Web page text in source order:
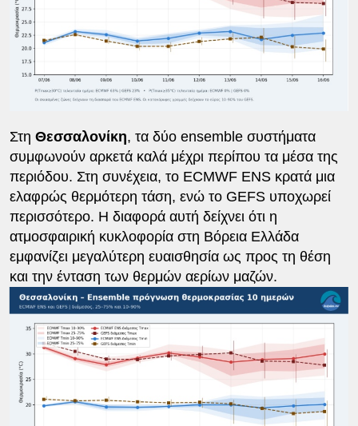
Στη Θεσσαλονίκη, τα δύο ensemble συστήματα
συμφωνούν αρκετά καλά μέχρι περίπου τα μέσα της
περιόδου. Στη συνέχεια, το ECMWF ENS κρατά μια
ελαφρώς θερμότερη τάση, ενώ το GEFS υποχωρεί
περισσότερο. Η διαφορά αυτή δείχνει ότι η
ατμοσφαιρική κυκλοφορία στη Βόρεια Ελλάδα
εμφανίζει μεγαλύτερη ευαισθησία ως προς τη θέση
και την ένταση των θερμών αερίων μαζών.